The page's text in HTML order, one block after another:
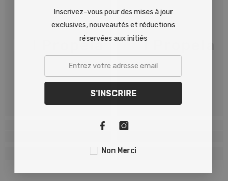
HM Propela HM Propela
Inscrivez-vous pour des mises à jour
exclusives, nouveautés et réductions
réservées aux initiés
S'INSCRIRE
Non Merci